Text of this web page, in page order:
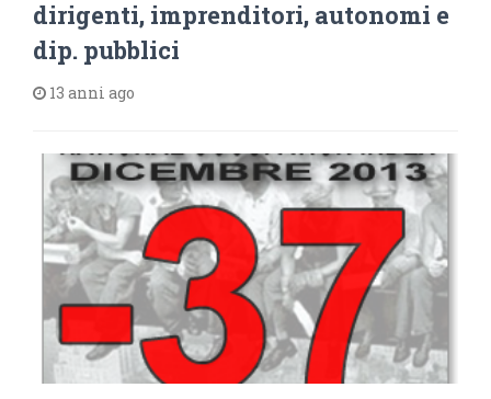
dirigenti, imprenditori, autonomi e
dip. pubblici
13 anni ago